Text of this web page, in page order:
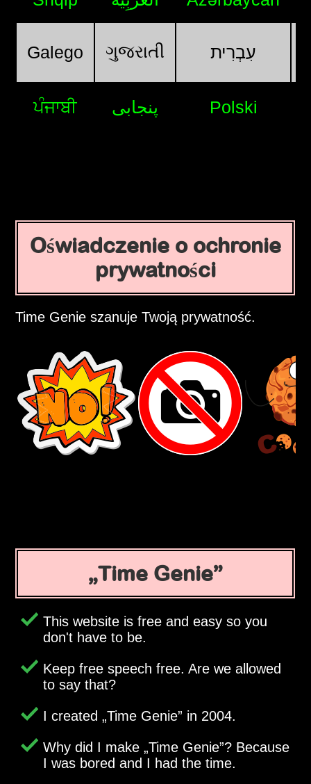
Galego ગુજરાતી עִבְרִית
ਪੰਜਾਬੀ پنجابی Polski
Oświadczenie o ochronie
prywatności
Time Genie szanuje Twoją prywatność.
Time Genie
This website is free and easy so you
don't have to be.
Keep free speech free. Are we allowed
to say that?
I created Time Genie in 2004.
Why did I make Time Genie ? Because
I was bored and I had the time.